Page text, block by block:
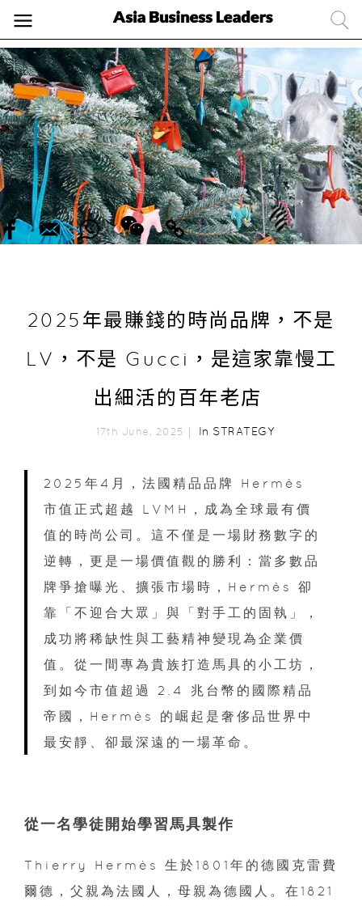
2025年最賺錢的時尚品牌，不是
LV，不是 Gucci，是這家靠慢工
出細活的百年老店
17th June, 2025｜ In STRATEGY
2025年4月，法國精品品牌 Hermès
市值正式超越 LVMH，成為全球最有價
值的時尚公司。這不僅是一場財務數字的
逆轉，更是一場價值觀的勝利：當多數品
牌爭搶曝光、擴張市場時，Hermès 卻
靠「不迎合大眾」與「對手工的固執」，
成功將稀缺性與工藝精神變現為企業價
值。從一間專為貴族打造馬具的小工坊，
到如今市值超過 2.4 兆台幣的國際精品
帝國，Hermès 的崛起是奢侈品世界中
最安靜、卻最深遠的一場革命。
從一名學徒開始學習馬具製作
Thierry Hermès 生於1801年的德國克雷費
爾德，父親為法國人，母親為德國人。在1821